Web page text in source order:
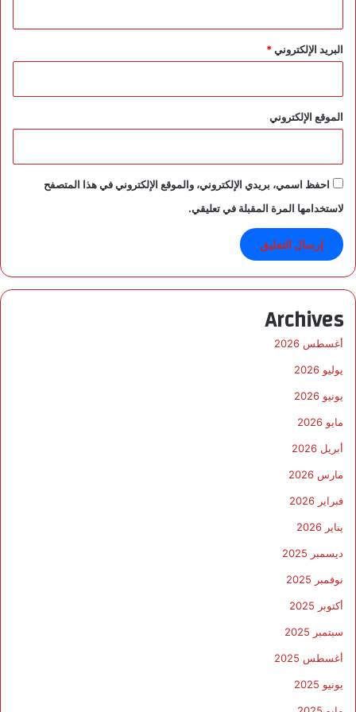
ر
ع
ل
ع
د
ة
ن
ا
ق
البريد الإلكتروني*
الموقع الإلكتروني
احفظ اسمي، بريدي الإلكتروني، والموقع الإلكتروني في هذا المتصفح
لاستخدامها المرة المقبلة في تعليقي.
Archives
أغسطس 2026
يوليو 2026
يونيو 2026
مايو 2026
أبريل 2026
مارس 2026
فبراير 2026
يناير 2026
ديسمبر 2025
نوفمبر 2025
أكتوبر 2025
سبتمبر 2025
أغسطس 2025
يونيو 2025